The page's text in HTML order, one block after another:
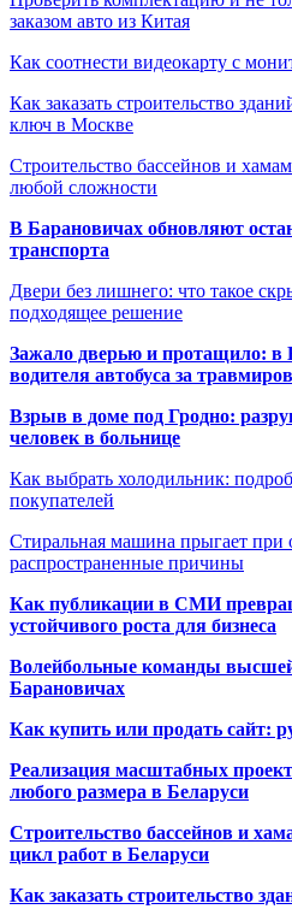
заказом авто из Китая
Как соотнести видеокарту с
Как заказать строительство
ключ в Москве
Строительство бассейнов и
любой сложности
В Барановичах обновляют
транспорта
Двери без лишнего: что такое
подходящее решение
Зажало дверью и протащило: в
водителя автобуса за
Взрыв в доме под Гродно:
человек в больнице
Как выбрать холодильник:
покупателей
Стиральная машина прыгает при
распространенные причины
Как публикации в СМИ
устойчивого роста для бизнеса
Волейбольные команды высшей
Барановичах
Как купить или продать сайт:
Реализация масштабных
любого размера в Беларуси
Строительство бассейнов и
цикл работ в Беларуси
Как заказать строительство